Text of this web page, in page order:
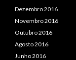
Dezembro 2016
Novembro 2016
Outubro 2016
Agosto 2016
Junho 2016